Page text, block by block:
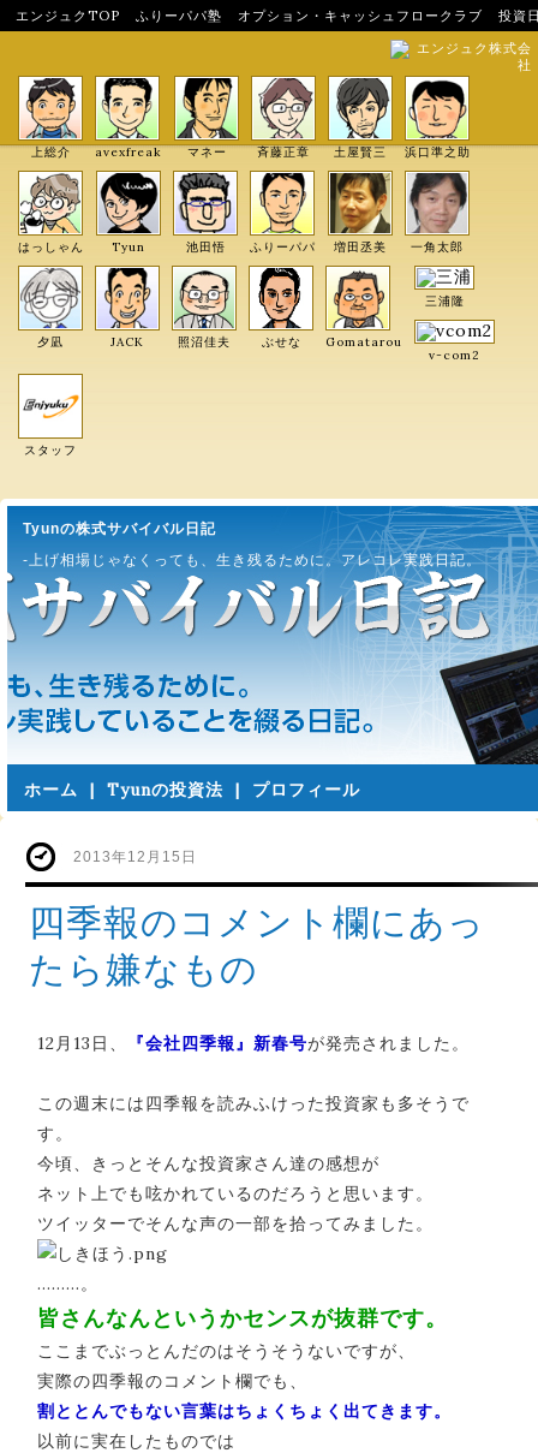
エンジュクTOP ふりーパパ塾 オプション・キャッシュフロークラブ
投資
エンジュク株式会
社
上総介 avexfreak マネー 斉藤正章 土屋賢三 浜口準之助
はっしゃん Tyun 池田悟 ふりーパパ 増田丞美 一角太郎
夕凪 JACK 照沼佳夫 ぶせな Gomatarou
三浦隆
v-com2
スタッフ
Tyunの株式サバイバル日記
-上げ相場じゃなくっても、生き残るために。アレコレ実践日記。
ホーム | Tyunの投資法 | プロフィール
2013年12月15日
四季報のコメント欄にあっ
たら嫌なもの
12月13日、 『会社四季報』新春号が発売されました。
この週末には四季報を読みふけった投資家も多そうで
す。
今頃、きっとそんな投資家さん達の感想が
ネット上でも呟かれているのだろうと思います。
ツイッターでそんな声の一部を拾ってみました。
………。
皆さんなんというかセンスが抜群です。
ここまでぶっとんだのはそうそうないですが、
実際の四季報のコメント欄でも、
割ととんでもない言葉はちょくちょく出てきます。
以前に実在したものでは